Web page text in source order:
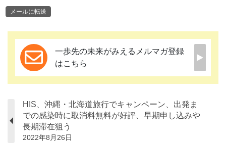
メールに転送
一歩先の未来がみえるメルマガ登録
はこちら
HIS、沖縄・北海道旅行でキャンペーン、出発ま
での感染時に取消料無料が好評、早期申し込みや
長期滞在狙う
2022年8月26日